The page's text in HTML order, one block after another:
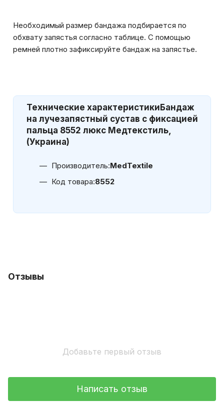
Необходимый размер бандажа подбирается по
обхвату запястья согласно таблице. С помощью
ремней плотно зафиксируйте бандаж на запястье.
Технические характеристикиБандаж
на лучезапястный сустав с фиксацией
пальца 8552 люкс Медтекстиль,
(Украина)
Производитель:MedTextile
Код товара:8552
Отзывы
Добавьте первый отзыв
Написать отзыв